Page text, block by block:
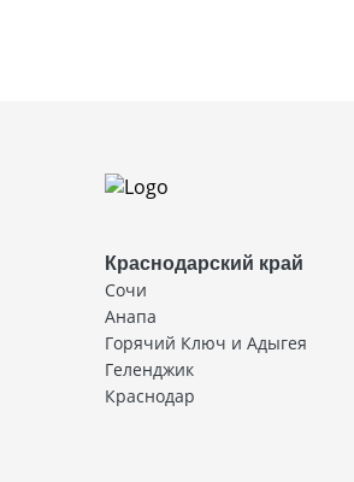
Краснодарский край
Сочи
Анапа
Горячий Ключ и Адыгея
Геленджик
Краснодар